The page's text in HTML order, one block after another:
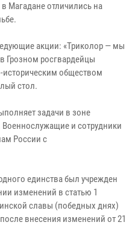
Магадане отличились на
акции: «Триколор — мы
Грозном росгвардейцы
обществом
стол.
задачи в зоне
и сотрудники
России с
единства был учрежден
изменений в статью 1
славы (победных днях)
внесения изменений от 21